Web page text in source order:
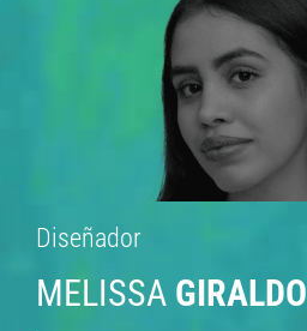
Diseñador
MELISSA GIRALDO